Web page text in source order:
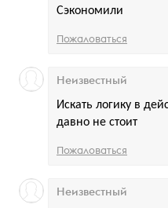
Сэкономили
Пожаловаться
Искать логику в
давно не стоит
Неизвестный
Пожаловаться
Неизвестный